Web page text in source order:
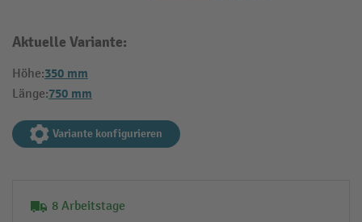
Aktuelle Variante:
Höhe:350 mm
Länge:750 mm
Variante konfigurieren
8 Arbeitstage